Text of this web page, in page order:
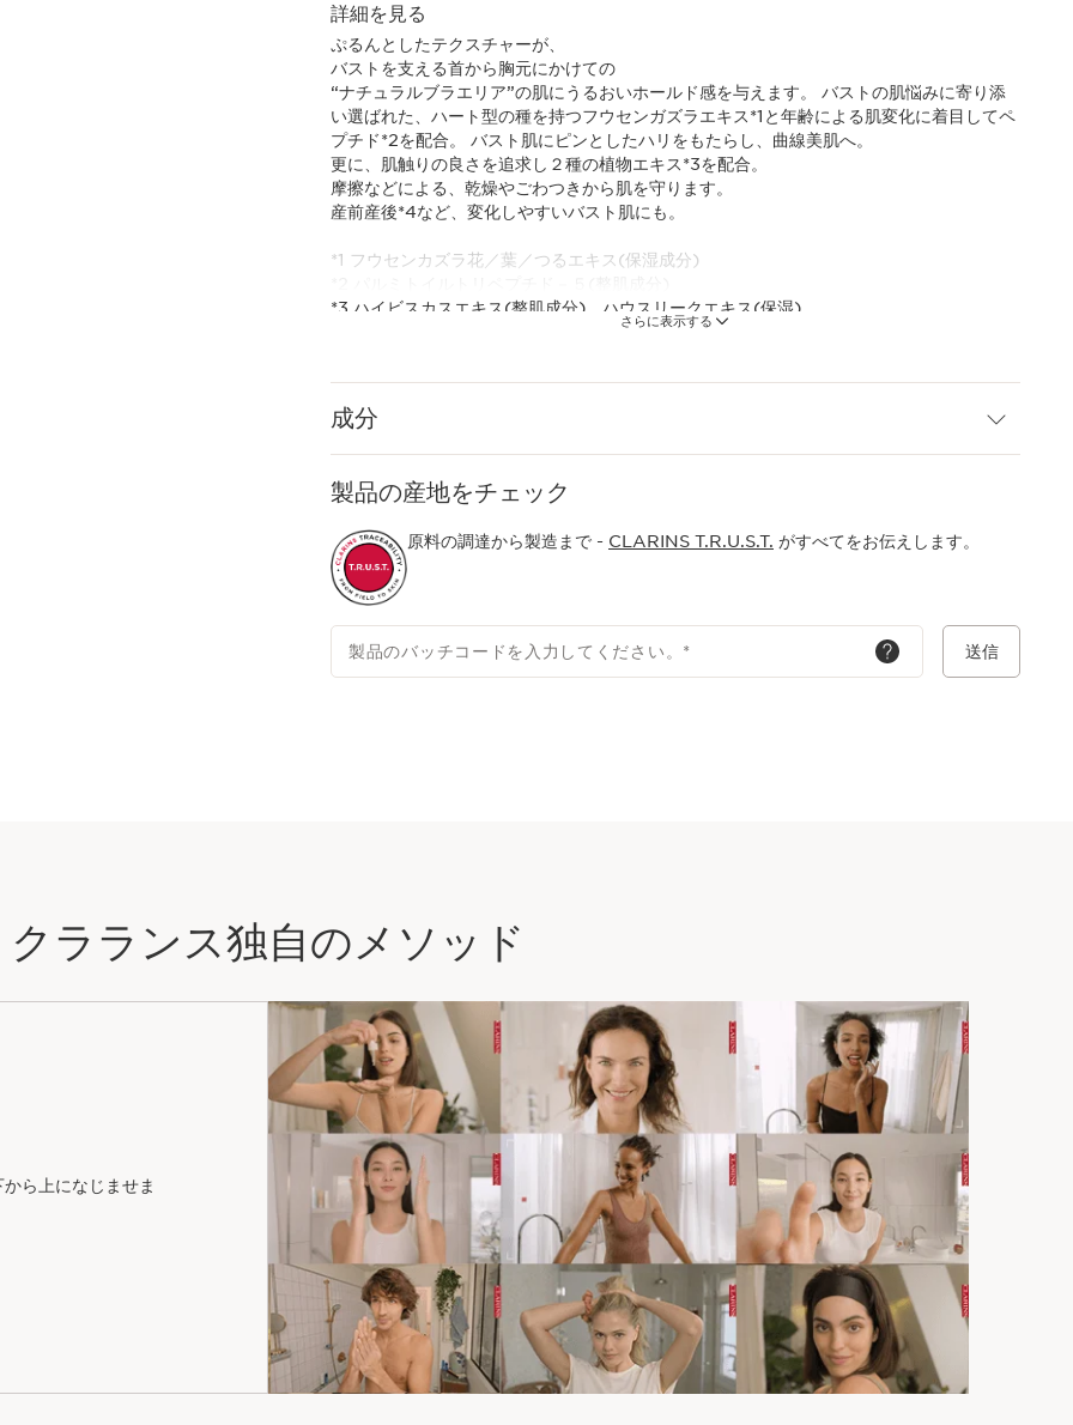
さらに表示する
詳細を見る
ぷるんとしたテクスチャーが、
バストを支える首から胸元にかけての
“ナチュラルブラエリア”の肌にうるおいホールド感を与えます。 バストの肌悩みに寄り添
い選ばれた、ハート型の種を持つフウセンガズラエキス*1と年齢による肌変化に着目してペ
プチド*2を配合。 バスト肌にピンとしたハリをもたらし、曲線美肌へ。
更に、肌触りの良さを追求し２種の植物エキス*3を配合。
摩擦などによる、乾燥やごわつきから肌を守ります。
産前産後*4など、変化しやすいバスト肌にも。
*1 フウセンカズラ花／葉／つるエキス(保湿成分)
*3 ハイビスカスエキス(整肌成分)、ハウスリークエキス(保湿)
成分
製品の産地をチェック
原料の調達から製造まで - CLARINS T.R.U.S.T. がすべてをお伝えします。
製品のバッチコードを入力してください。 * 送信
クラランス独自のメソッド
ら上になじませま